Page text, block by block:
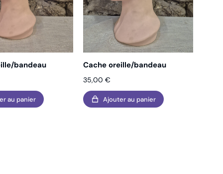
bandeau
au panier
Cache oreille/bandeau
35,00 €
Ajouter au panier